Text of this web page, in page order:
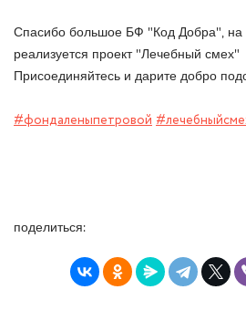
Спасибо большое БФ "Код Добра", на
реализуется проект "Лечебный смех"
Присоединяйтесь и дарите добро
#фондаленыпетровой
поделиться: